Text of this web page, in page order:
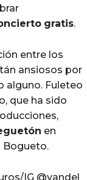
gratis.
entre los
ansiosos por
alguno. Fuleteo
que ha sido
en
Bogueto.